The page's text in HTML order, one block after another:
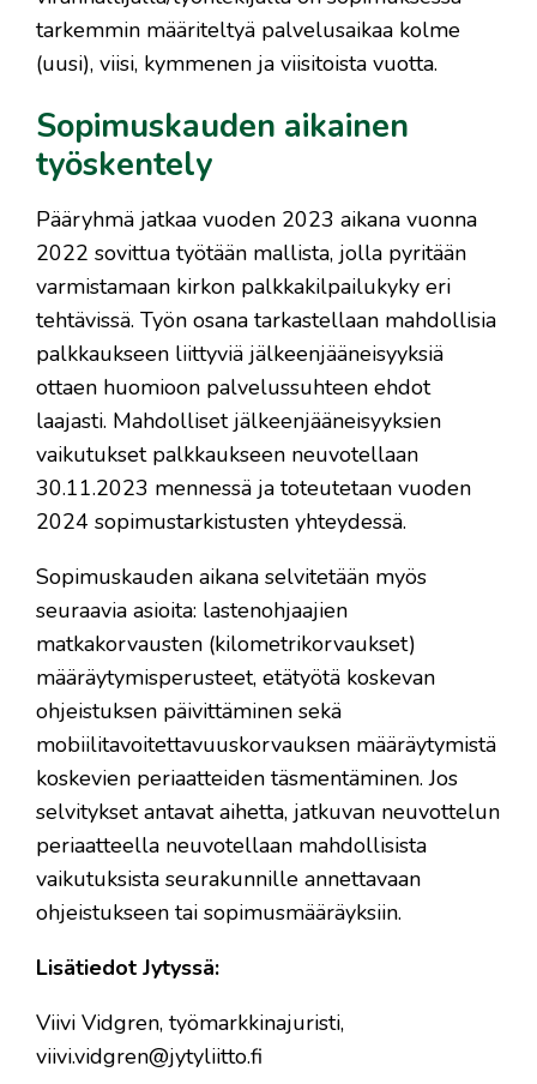
tarkemmin määriteltyä palvelusaikaa kolme
(uusi), viisi, kymmenen ja viisitoista vuotta.
Sopimuskauden aikainen
työskentely
Pääryhmä jatkaa vuoden 2023 aikana vuonna
2022 sovittua työtään mallista, jolla pyritään
varmistamaan kirkon palkkakilpailukyky eri
tehtävissä. Työn osana tarkastellaan mahdollisia
palkkaukseen liittyviä jälkeenjääneisyyksiä
ottaen huomioon palvelussuhteen ehdot
laajasti. Mahdolliset jälkeenjääneisyyksien
vaikutukset palkkaukseen neuvotellaan
30.11.2023 mennessä ja toteutetaan vuoden
2024 sopimustarkistusten yhteydessä.
Sopimuskauden aikana selvitetään myös
seuraavia asioita: lastenohjaajien
matkakorvausten (kilometrikorvaukset)
määräytymisperusteet, etätyötä koskevan
ohjeistuksen päivittäminen sekä
mobiilitavoitettavuuskorvauksen määräytymistä
koskevien periaatteiden täsmentäminen. Jos
selvitykset antavat aihetta, jatkuvan neuvottelun
periaatteella neuvotellaan mahdollisista
vaikutuksista seurakunnille annettavaan
ohjeistukseen tai sopimusmääräyksiin.
Lisätiedot Jytyssä:
Viivi Vidgren, työmarkkinajuristi,
viivi.vidgren@jytyliitto.fi